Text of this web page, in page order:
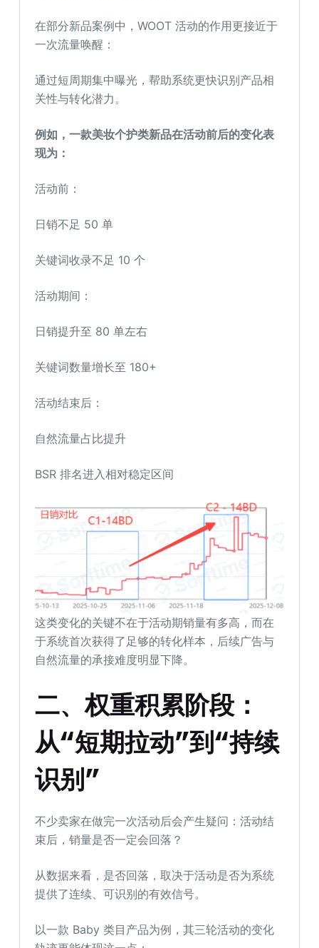
在部分新品案例中，WOOT 活动的作用更接近于
一次流量唤醒：
通过短周期集中曝光，帮助系统更快识别产品相
关性与转化潜力。
例如，一款美妆个护类新品在活动前后的变化表
现为：
活动前：
日销不足 50 单
关键词收录不足 10 个
活动期间：
日销提升至 80 单左右
关键词数量增长至 180+
活动结束后：
自然流量占比提升
BSR 排名进入相对稳定区间
这类变化的关键不在于活动期销量有多高，而在
于系统首次获得了足够的转化样本，后续广告与
自然流量的承接难度明显下降。
二、权重积累阶段：
从“短期拉动”到“持续
识别”
不少卖家在做完一次活动后会产生疑问：活动结
束后，销量是否一定会回落？
从数据来看，是否回落，取决于活动是否为系统
提供了连续、可识别的有效信号。
以一款 Baby 类目产品为例，其三轮活动的变化